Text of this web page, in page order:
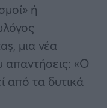
ή
μια νέα
απαντήσεις: «Ο
από τα δυτικά